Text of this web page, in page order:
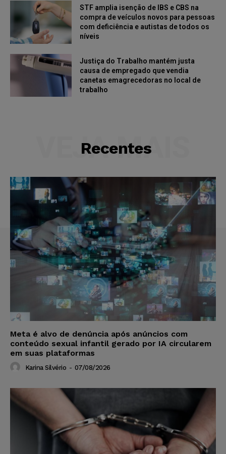
STF amplia isenção de IBS e CBS na
compra de veículos novos para pessoas
com deficiência e autistas de todos os
níveis
Justiça do Trabalho mantém justa
causa de empregado que vendia
canetas emagrecedoras no local de
trabalho
Recentes
VEJA MAIS
Meta é alvo de denúncia após anúncios com
conteúdo sexual infantil gerado por IA circularem
em suas plataformas
Karina Silvério - 07/08/2026